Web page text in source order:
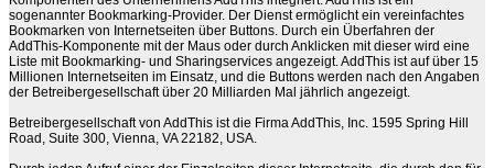
sogenannter Bookmarking-Provider. Der Dienst ermöglicht ein vereinfachtes
Bookmarken von Internetseiten über Buttons. Durch ein Überfahren der
AddThis-Komponente mit der Maus oder durch Anklicken mit dieser wird eine
Liste mit Bookmarking- und Sharingservices angezeigt. AddThis ist auf über 15
Millionen Internetseiten im Einsatz, und die Buttons werden nach den Angaben
der Betreibergesellschaft über 20 Milliarden Mal jährlich angezeigt.
Betreibergesellschaft von AddThis ist die Firma AddThis, Inc. 1595 Spring Hill
Road, Suite 300, Vienna, VA 22182, USA.